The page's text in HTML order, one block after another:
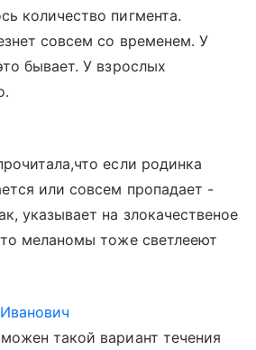
количество пигмента.
совсем со временем. У
бывает. У взрослых
если родинка
или совсем пропадает -
указывает на злокачественое
меланомы тоже светлееют
такой вариант течения